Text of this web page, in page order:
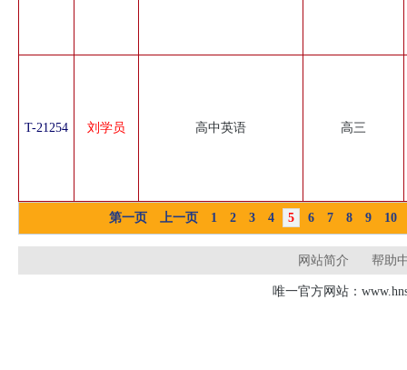
T-21254 刘学员 高中英语 高三
第一页 上一页 1 2 3 4 5 6 7 8 9 10
网站简介 帮助
唯一官方网站：